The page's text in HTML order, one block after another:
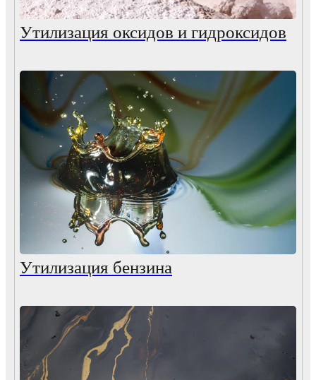
Утилизация оксидов и гидроксидов
Утилизация бензина